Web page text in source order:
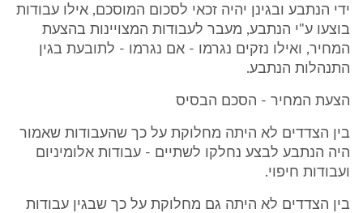
ידי הנתבע ובגינן יהיה זכאי לסכום המוסכם, אילו עבודות
בוצעו ע"י הנתבע, מעבר לעבודות המצויינות בהצעת
המחיר, ואילו נזקים נגרמו - אם נגרמו - לתובעת בגין
התנהלות הנתבע.
הצעת המחיר - הסכם הבסיס
בין הצדדים לא היתה מחלוקת על כך שהעבודות שאמור
היה הנתבע לבצע נחלקו לשתיים - עבודות אלומיניום
ועבודות חיפוי.
בין הצדדים לא היתה גם מחלוקת על כך שבגין עבודות